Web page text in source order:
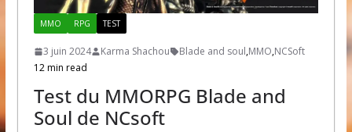
MMO RPG TEST
3 juin 2024 Karma Shachou Blade and soul,MMO,NCSoft
12 min read
Test du MMORPG Blade and
Soul de NCsoft